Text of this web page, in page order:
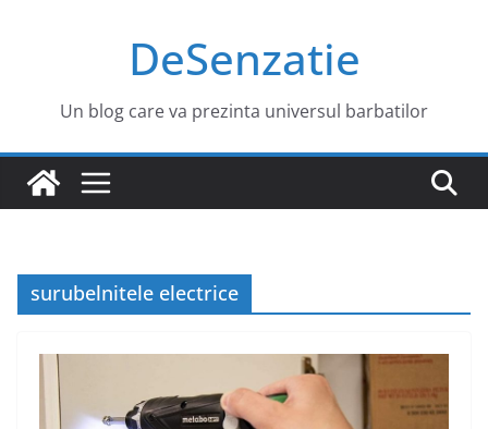
DeSenzatie
Un blog care va prezinta universul barbatilor
surubelnitele electrice